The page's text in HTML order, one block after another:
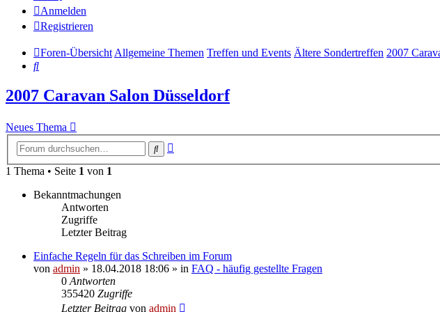
Anmelden
Registrieren
Foren-ÜbersichtAllgemeine Themen Treffen und Events Ältere Sondertreffen 2007
Suche
2007 Caravan Salon Düsseldorf
Neues Thema
Suche
1 Thema • Seite 1 von 1
Bekanntmachungen
Antworten
Zugriffe
Letzter Beitrag
Einfache Regeln für das Schreiben im Forum
von admin » 18.04.2018 18:06 » in FAQ - häufig gestellte Fragen
0 Antworten
355420 Zugriffe
Letzter Beitrag von admin